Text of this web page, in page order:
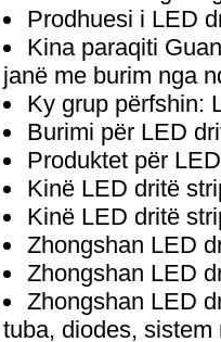
Prodhuesi i LED
Kina paraqiti
janë me burim nga
Ky grup përfshin:
Burimi për LED
Produktet për
Kinë LED dritë
Kinë LED dritë
Zhongshan LED
Zhongshan LED
Zhongshan LED
tuba, diodes,